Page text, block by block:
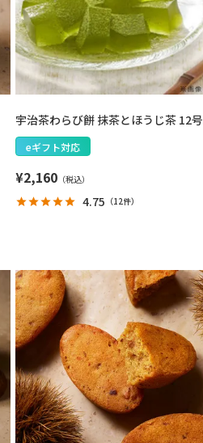
宇治茶わらび餅 抹茶とほうじ茶 12号
eギフト対応
¥2,160
4.75 （12件）